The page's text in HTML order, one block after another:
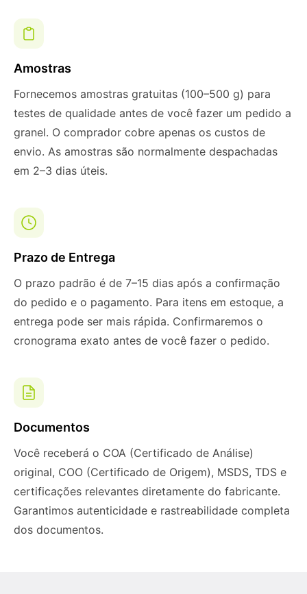
Amostras
Fornecemos amostras gratuitas (100–500 g) para
testes de qualidade antes de você fazer um pedido a
granel. O comprador cobre apenas os custos de
envio. As amostras são normalmente despachadas
em 2–3 dias úteis.
Prazo de Entrega
O prazo padrão é de 7–15 dias após a confirmação
do pedido e o pagamento. Para itens em estoque, a
entrega pode ser mais rápida. Confirmaremos o
cronograma exato antes de você fazer o pedido.
Documentos
Você receberá o COA (Certificado de Análise)
original, COO (Certificado de Origem), MSDS, TDS e
certificações relevantes diretamente do fabricante.
Garantimos autenticidade e rastreabilidade completa
dos documentos.